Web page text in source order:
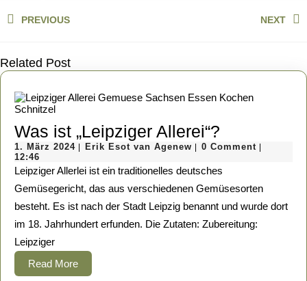
PREVIOUS
post:
NEXT
Related Post
Was ist „Leipziger Allerei“?
ist
„Leipziger
Allerei“?
1. März 20241.
2024
Erik Esot van Agenew Erik
van
Agenew
0 Comment
12:46
Leipziger Allerlei ist ein traditionelles deutsches
Gemüsegericht, das aus verschiedenen Gemüsesorten
besteht. Es ist nach der Stadt Leipzig benannt und wurde dort
im 18. Jahrhundert erfunden. Die Zutaten: Zubereitung:
Leipziger
Read MoreRead
More